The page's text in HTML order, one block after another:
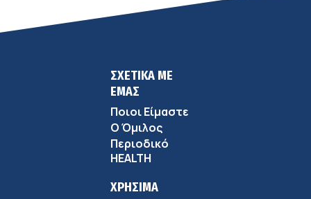
ΣΧΕΤΙΚΑ ΜΕ
ΕΜΑΣ
Ποιοι Είμαστε
Ο Όμιλος
Περιοδικό
HEALTH
ΧΡΗΣΙΜΑ